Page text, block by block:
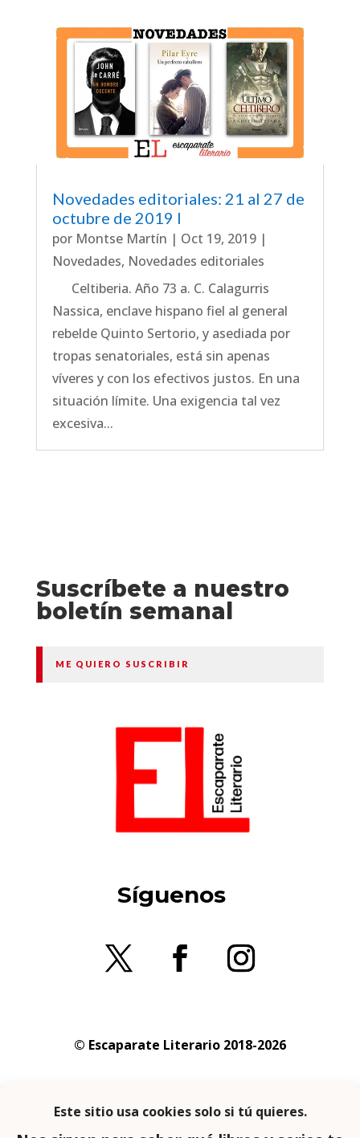
Novedades editoriales: 21 al 27 de
octubre de 2019 I
por Montse Martín | Oct 19, 2019|
Novedades, Novedades editoriales
Celtiberia. Año 73 a. C. Calagurris
Nassica, enclave hispano fiel al general
rebelde Quinto Sertorio, y asediada por
tropas senatoriales, está sin apenas
víveres y con los efectivos justos. En una
situación límite. Una exigencia tal vez
excesiva...
Suscríbete a nuestro
boletín semanal
ME QUIERO SUSCRIBIR
Síguenos
© Escaparate Literario 2018-2026
privacidad